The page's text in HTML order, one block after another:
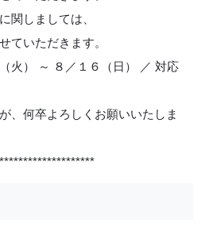
関しましては、
ていただきます。
火） ～ ８／１６（日） ／ 対応
、何卒よろしくお願いいたしま